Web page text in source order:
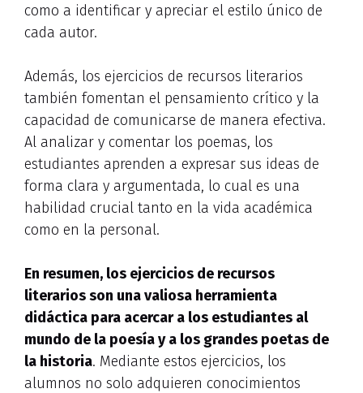
como a identificar y apreciar el estilo único de
cada autor.
Además, los ejercicios de recursos literarios
también fomentan el pensamiento crítico y la
capacidad de comunicarse de manera efectiva.
Al analizar y comentar los poemas, los
estudiantes aprenden a expresar sus ideas de
forma clara y argumentada, lo cual es una
habilidad crucial tanto en la vida académica
como en la personal.
En resumen, los ejercicios de recursos
literarios son una valiosa herramienta
didáctica para acercar a los estudiantes al
mundo de la poesía y a los grandes poetas de
la historia. Mediante estos ejercicios, los
alumnos no solo adquieren conocimientos